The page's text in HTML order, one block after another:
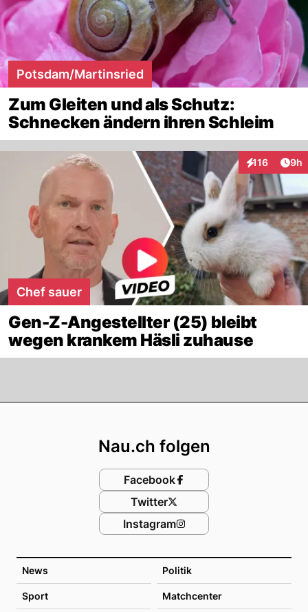
Potsdam/Martinsried
Zum Gleiten und als Schutz:
Schnecken ändern ihren Schleim
116
Interaktionen
9h
Chef sauer
Gen-Z-Angestellter (25) bleibt
wegen krankem Häsli zuhause
News Politik
Sport Matchcenter
Nau.ch folgen
Facebook
Twitter
Instagram